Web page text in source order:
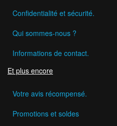
Confidentialité et sécurité.
Qui sommes-nous ?
Informations de contact.
Et plus encore
Votre avis récompensé.
Promotions et soldes